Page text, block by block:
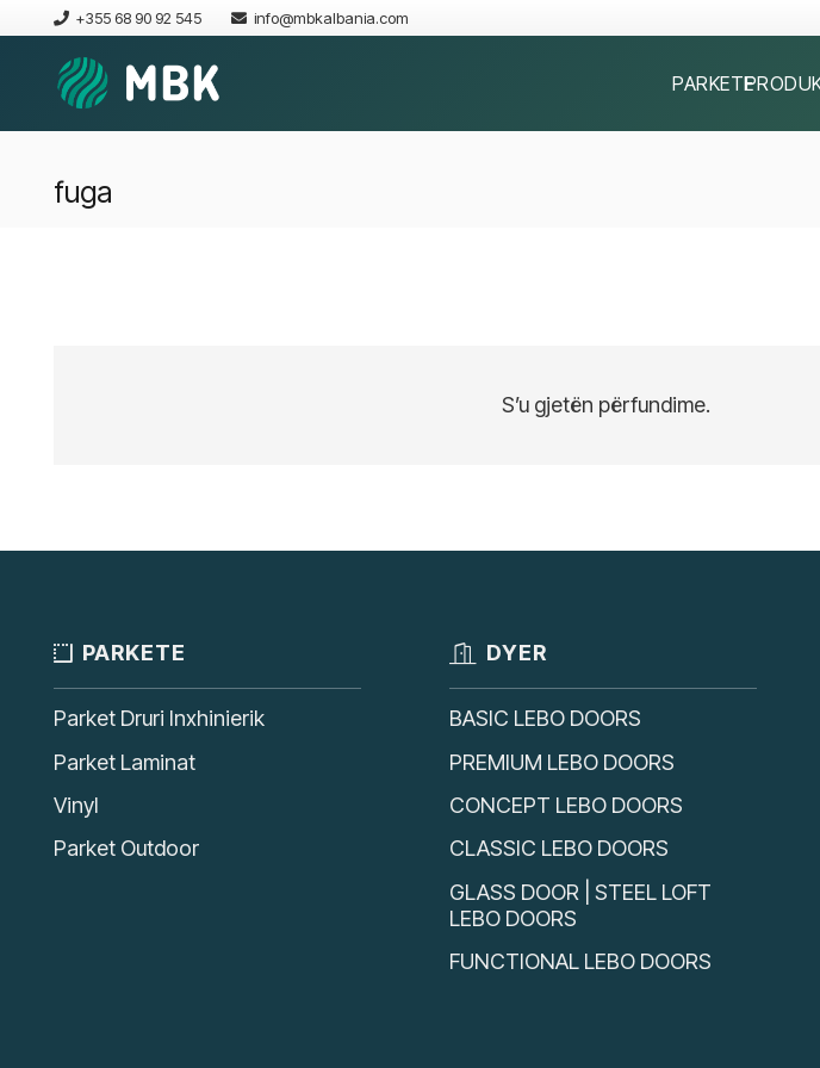
+355 68 90 92 545 info@mbkalbania.com
PARKETE
fuga
S’u gjetën përfundime.
PARKETE
Parket Druri Inxhinierik
Parket Laminat
Vinyl
Parket Outdoor
DYER
BASIC LEBO DOORS
PREMIUM LEBO DOORS
CONCEPT LEBO DOORS
CLASSIC LEBO DOORS
GLASS DOOR | STEEL LOFT
LEBO DOORS
FUNCTIONAL LEBO DOORS